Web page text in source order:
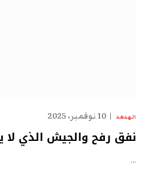
الهدهد 10 نوفمبر، 2025
نفق رفح والجيش الذي لا
…